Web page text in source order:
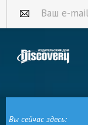
Ваш e-mail
Вы сейчас здесь: